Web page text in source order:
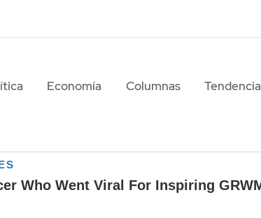
Economía Columnas Tendencia